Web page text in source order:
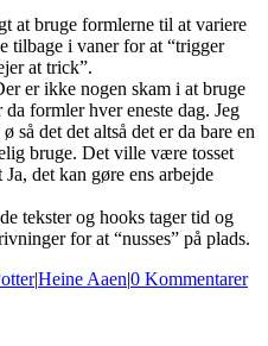
at bruge formlerne til at variere
tilbage i vaner for at “trigger
at trick”.
er ikke nogen skam i at bruge
formler hver eneste dag. Jeg
så det det altså det er da bare en
bruge. Det ville være tosset
det kan gøre ens arbejde
tekster og hooks tager tid og
for at “nusses” på plads.
|Heine Aaen|0 Kommentarer